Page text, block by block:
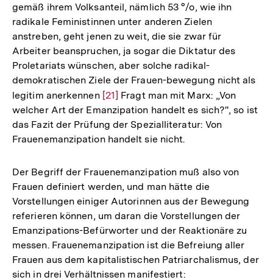
gemäß ihrem Volksanteil, nämlich 53 °/o, wie ihn
radikale Feministinnen unter anderen Zielen
anstreben, geht jenen zu weit, die sie zwar für
Arbeiter beanspruchen, ja sogar die Diktatur des
Proletariats wünschen, aber solche radikal-
demokratischen Ziele der Frauen-bewegung nicht als
legitim anerkennen Zur
Auflösung
der
Fußnote
[21] Fragt man mit Marx: „Von
welcher Art der Emanzipation handelt es sich?'', so ist
das Fazit der Prüfung der Spezialliteratur: Von
Frauenemanzipation handelt sie nicht.
Der Begriff der Frauenemanzipation muß also von
Frauen definiert werden, und man hätte die
Vorstellungen einiger Autorinnen aus der Bewegung
referieren können, um daran die Vorstellungen der
Emanzipations-Befürworter und der Reaktionäre zu
messen. Frauenemanzipation ist die Befreiung aller
Frauen aus dem kapitalistischen Patriarchalismus, der
sich in drei Verhältnissen manifestiert: